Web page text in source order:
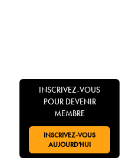
INSCRIVEZ-VOUS
POUR DEVENIR
MEMBRE
ALLER À:
INSCRIVEZ-VOUS
AUJOURD'HUI